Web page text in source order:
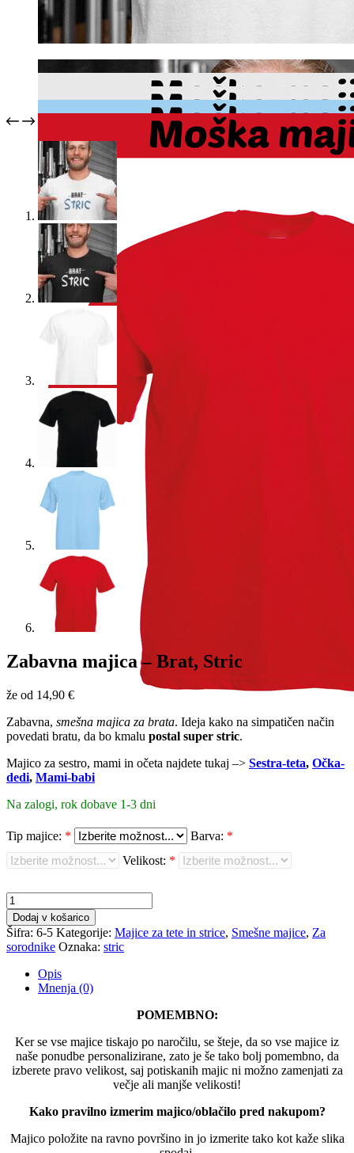
Zabavna majica – Brat, Stric
že od 14,90 €
Zabavna, smešna majica za brata. Ideja kako na simpatičen način
povedati bratu, da bo kmalu postal super stric.
Majico za sestro, mami in očeta najdete tukaj –> Sestra-teta, Očka-
dedi, Mami-babi
Na zalogi, rok dobave 1-3 dni
Tip majice: * Barva: *
Velikost: *
Zabavna
majica
-
Brat,
Stric
količina
Dodaj v košarico
Šifra: 6-5 Kategorije: Majice za tete in strice, Smešne majice, Za
sorodnike Oznaka: stric
Opis
Mnenja (0)
POMEMBNO:
Ker se vse majice tiskajo po naročilu, se šteje, da so vse majice iz
naše ponudbe personalizirane, zato je še tako bolj pomembno, da
izberete pravo velikost, saj potiskanih majic ni možno zamenjati za
večje ali manjše velikosti!
Kako pravilno izmerim majico/oblačilo pred nakupom?
Majico položite na ravno površino in jo izmerite tako kot kaže slika